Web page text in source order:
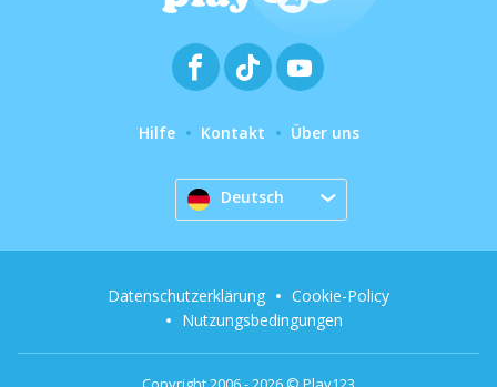
Hilfe Kontakt Über uns
Deutsch
Datenschutzerklärung
Cookie-Policy
Nutzungsbedingungen